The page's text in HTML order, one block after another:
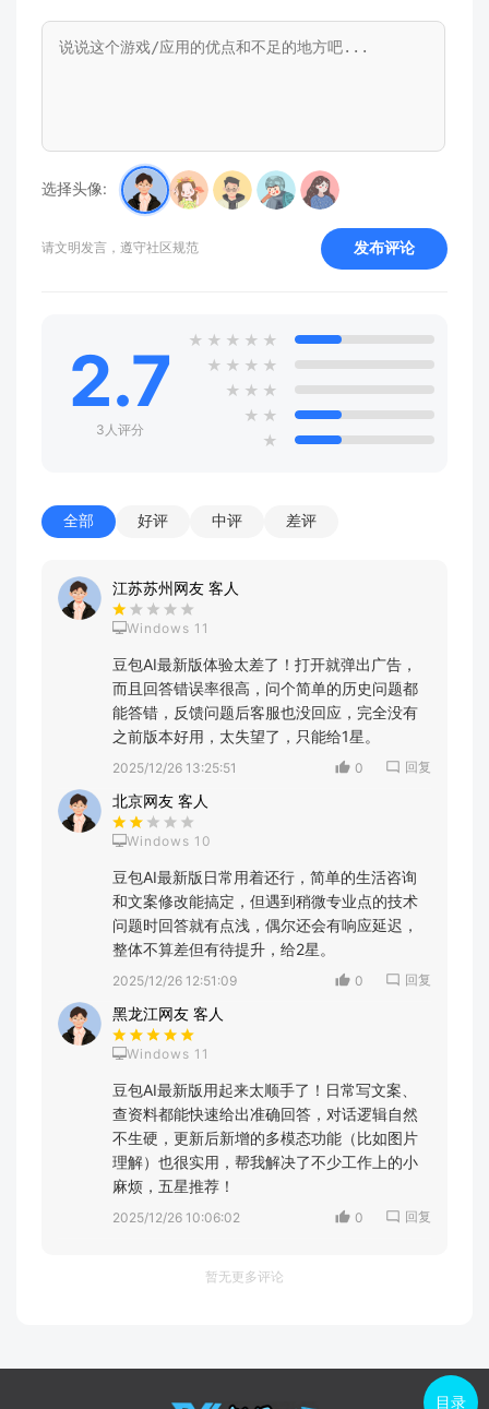
选择头像:
请文明发言，遵守社区规范 发布评论
2.7
3人评分
★ ★ ★ ★ ★
★ ★ ★ ★
★ ★ ★
★ ★
★
全部 好评 中评 差评
江苏苏州网友 客人
Windows 11
豆包AI最新版体验太差了！打开就弹出广告，
而且回答错误率很高，问个简单的历史问题都
能答错，反馈问题后客服也没回应，完全没有
之前版本好用，太失望了，只能给1星。
2025/12/26 13:25:51 0 回复
北京网友 客人
Windows 10
豆包AI最新版日常用着还行，简单的生活咨询
和文案修改能搞定，但遇到稍微专业点的技术
问题时回答就有点浅，偶尔还会有响应延迟，
整体不算差但有待提升，给2星。
2025/12/26 12:51:09 0 回复
黑龙江网友 客人
Windows 11
豆包AI最新版用起来太顺手了！日常写文案、
查资料都能快速给出准确回答，对话逻辑自然
不生硬，更新后新增的多模态功能（比如图片
理解）也很实用，帮我解决了不少工作上的小
麻烦，五星推荐！
2025/12/26 10:06:02 0 回复
暂无更多评论
目录